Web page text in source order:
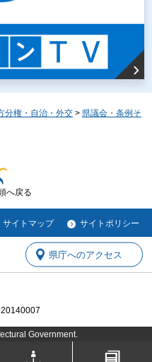
分権・自治・外交 > 県議会・条例そ
へ戻る
サイトマップ サイトポリシー
県庁へのアクセス
Government.